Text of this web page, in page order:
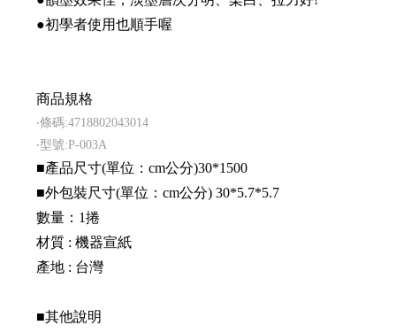
●初學者使用也順手喔
商品規格
‧條碼:4718802043014
‧型號:P-003A
■產品尺寸(單位：cm公分)30*1500
■外包裝尺寸(單位：cm公分) 30*5.7*5.7
數量：1捲
材質 : 機器宣紙
產地 : 台灣
■其他說明